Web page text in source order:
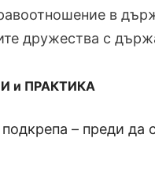
в
дружества с
и ПРАКТИКА
– преди да